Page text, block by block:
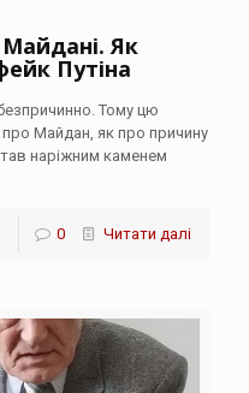
Майдані. Як
Путіна
Тому цю
Майдан, як про причину
наріжним каменем
0 Читати далі